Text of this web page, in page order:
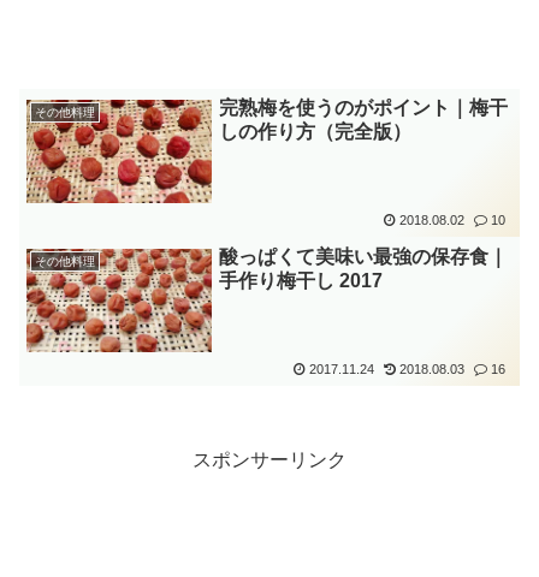
その他料理
完熟梅を使うのがポイント｜梅干
しの作り方（完全版）
2018.08.02 10
その他料理
酸っぱくて美味い最強の保存食｜
手作り梅干し 2017
2017.11.24 2018.08.03 16
スポンサーリンク